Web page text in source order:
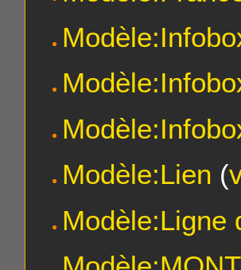
Modèle:Lien (
Modèle:Ligne